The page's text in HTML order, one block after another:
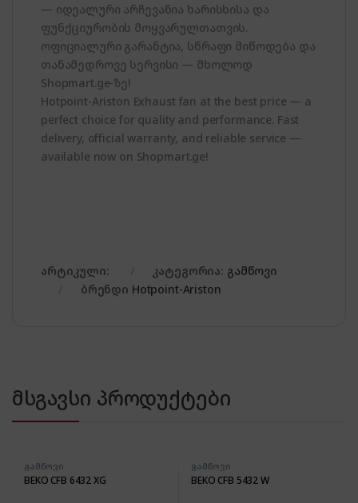
— იდეალური არჩევანია ხარისხისა და
ფუნქციურობის მოყვარულთათვის.
ოფიციალური გარანტია, სწრაფი მიწოდება და
თანამედროვე სერვისი — მხოლოდ
Shopmart.ge-ზე!
Hotpoint-Ariston Exhaust fan at the best price — a
perfect choice for quality and performance. Fast
delivery, official warranty, and reliable service —
available now on Shopmart.ge!
არტიკული: კატეგორია: გამწოვი
ბრენდი Hotpoint-Ariston
მსგავსი პროდუქტები
გამწოვი
BEKO CFB 6432 XG
გამწოვი
BEKO CFB 5432 W